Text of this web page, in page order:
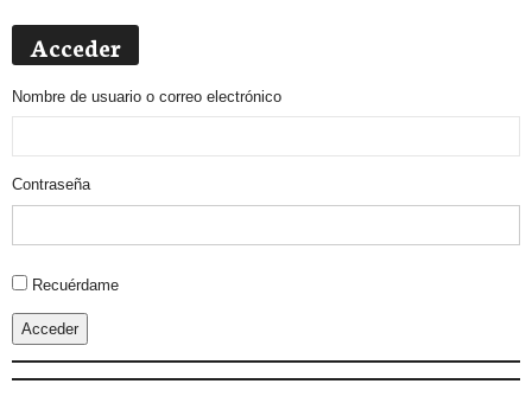
Acceder
Nombre de usuario o correo electrónico
Contraseña
Alternative:
Recuérdame
Acceder